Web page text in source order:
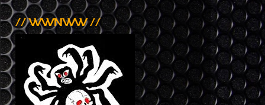
// WWNWW //